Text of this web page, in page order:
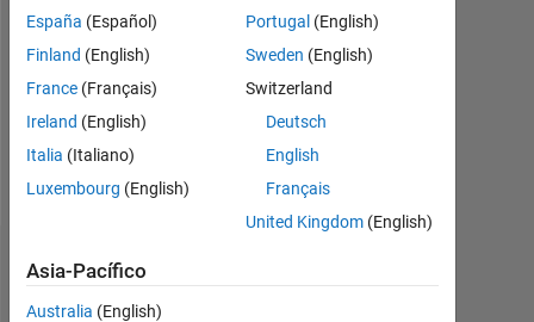
Following:
0
Follow
Mensaje
Panel de control
España (Español)
Finland (English)
France (Français)
Ireland (English)
Italia (Italiano)
Luxembourg (English)
Portugal (English)
Sweden (English)
Switzerland
Deutsch
English
Français
United Kingdom(English)
Asia-Pacífico
Australia (English)